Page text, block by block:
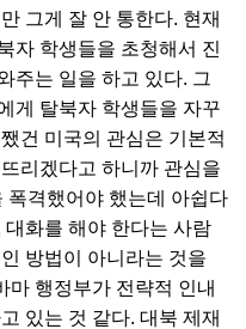
그게 잘 안 통한다. 현재
자 학생들을 초청해서 진
주는 일을 하고 있다. 그
게 탈북자 학생들을 자꾸
건 미국의 관심은 기본적
리겠다고 하니까 관심을
폭격했어야 했는데 아쉽다
화를 해야 한다는 사람
방법이 아니라는 것을
마 행정부가 전략적 인내
있는 것 같다. 대북 제재